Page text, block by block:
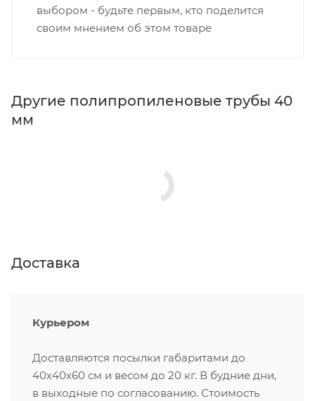
выбором - будьте первым, кто поделится
своим мнением об этом товаре
Другие полипропиленовые трубы 40
мм
Доставка
Курьером
Доставляются посылки габаритами до
40х40х60 см и весом до 20 кг. В будние дни,
в выходные по согласованию. Стоимость